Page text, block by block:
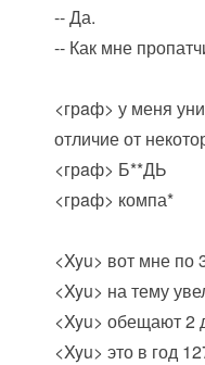
-- Да.
-- Как мне
<грaф> у меня
отличие от
<грaф> Б**ДЬ
<грaф> компа*
<Xyu> вот мне по
<Xyu> на тему
<Xyu> обещают 2
<Xyu> это в год